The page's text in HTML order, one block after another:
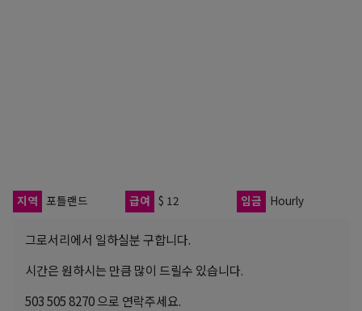
지역 포틀랜드 급여 $ 12 임금 Hourly
그로서리에서 일하실분 구합니다.
시간은 원하시는 만큼 많이 드릴수 있습니다.
503 505 8270 으로 연락주세요.